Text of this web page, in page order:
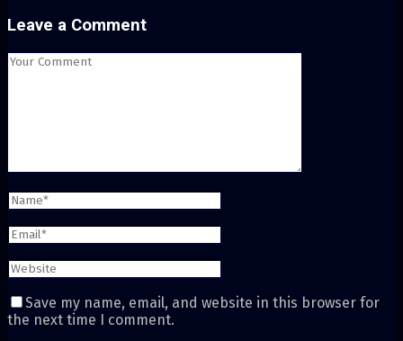
Leave a Comment
Save my name, email, and website in this browser for
the next time I comment.